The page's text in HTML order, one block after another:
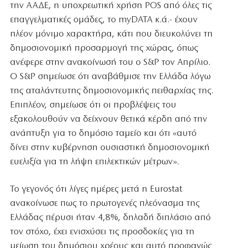
την ΑΑΔΕ, η υποχρεωτική χρήση POS από όλες τις
επαγγελματικές ομάδες, το myDATA κ.ά.- έχουν
πλέον μόνιμο χαρακτήρα, κάτι που διευκολύνει τη
δημοσιονομική προσαρμογή της χώρας, όπως
ανέφερε στην ανακοίνωσή του ο S&P τον Απρίλιο.
O S&P σημείωσε ότι αναβάθμισε την Ελλάδα λόγω
της αταλάντευτης δημοσιονομικής πειθαρχίας της.
Επιπλέον, σημείωσε ότι οι προβλέψεις του
εξακολουθούν να δείχνουν θετικά κέρδη από την
ανάπτυξη για το δημόσιο ταμείο και ότι «αυτό
δίνει στην κυβέρνηση ουσιαστική δημοσιονομική
ευελιξία για τη λήψη επιλεκτικών μέτρων».
Το γεγονός ότι λίγες ημέρες μετά η Eurostat
ανακοίνωσε πως το πρωτογενές πλεόνασμα της
Ελλάδας πέρυσι ήταν 4,8%, δηλαδή διπλάσιο από
τον στόχο, έχει ενισχύσει τις προσδοκίες για τη